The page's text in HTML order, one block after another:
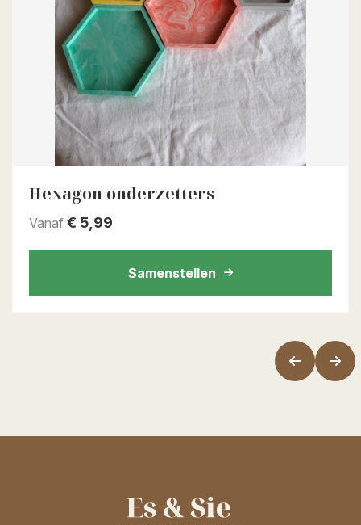
Hexagon onderzetters
Vanaf € 5,99
Samenstellen